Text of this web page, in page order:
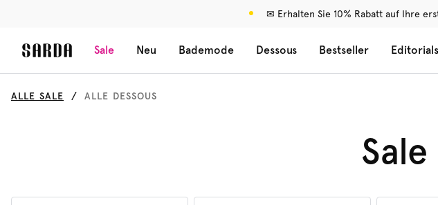
✉ Erhalten Sie 10% Rabatt auf Ihre
Sale Neu Bademode Dessous Bestseller Editorials
ALLE SALE ALLE DESSOUS